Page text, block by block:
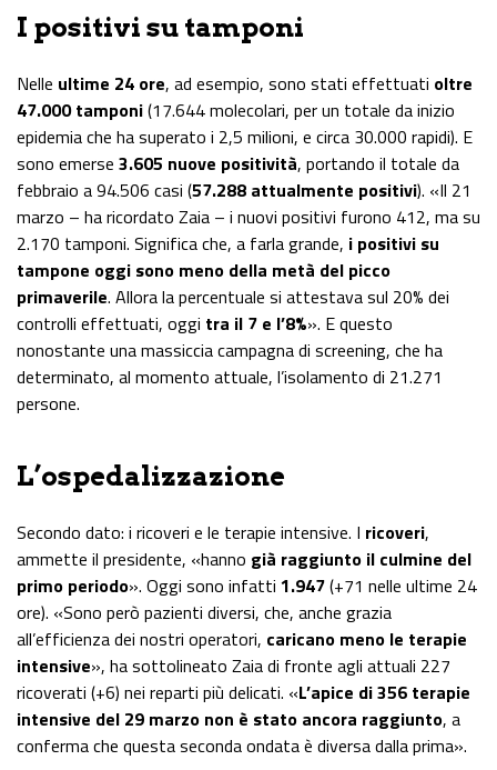
I positivi su tamponi
Nelle ultime 24 ore, ad esempio, sono stati effettuati oltre
47.000 tamponi(17.644 molecolari, per un totale da inizio
epidemia che ha superato i 2,5 milioni, e circa 30.000 rapidi). E
sono emerse 3.605 nuove positività, portando il totale da
febbraio a 94.506 casi (57.288 attualmente positivi). «Il 21
marzo – ha ricordato Zaia – i nuovi positivi furono 412, ma su
2.170 tamponi. Significa che, a farla grande, i positivi su
tampone oggi sono meno della metà del picco
primaverile. Allora la percentuale si attestava sul 20% dei
controlli effettuati, oggi tra il 7 e l’8%». E questo
nonostante una massiccia campagna di screening, che ha
determinato, al momento attuale, l’isolamento di 21.271
persone.
L’ospedalizzazione
Secondo dato: i ricoveri e le terapie intensive. I ricoveri,
ammette il presidente, «hanno già raggiunto il culmine del
primo periodo». Oggi sono infatti 1.947(+71 nelle ultime 24
ore). «Sono però pazienti diversi, che, anche grazia
all’efficienza dei nostri operatori, caricano meno le terapie
intensive», ha sottolineato Zaia di fronte agli attuali 227
ricoverati (+6) nei reparti più delicati. «L’apice di 356 terapie
intensive del 29 marzo non è stato ancora raggiunto, a
conferma che questa seconda ondata è diversa dalla prima».